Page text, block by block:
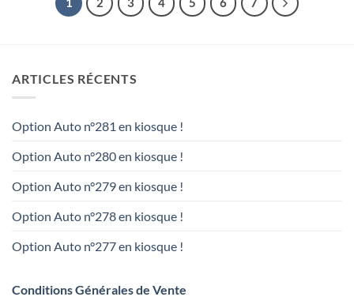
ARTICLES RÉCENTS
Option Auto n°281 en kiosque !
Option Auto n°280 en kiosque !
Option Auto n°279 en kiosque !
Option Auto n°278 en kiosque !
Option Auto n°277 en kiosque !
Conditions Générales de Vente